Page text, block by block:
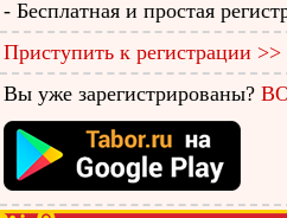
- Бесплатная и простая
Приступить к регистрации >>
Вы уже зарегистрированы?